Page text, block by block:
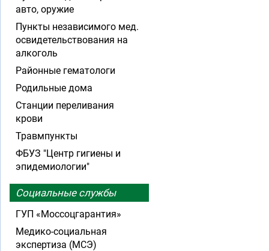
авто, оружие
Пункты независимого мед.
освидетельствования на
алкоголь
Районные гематологи
Родильные дома
Станции переливания
крови
Травмпункты
ФБУЗ "Центр гигиены и
эпидемиологии"
Социальные службы
ГУП «Моссоцгарантия»
Медико-социальная
экспертиза (МСЭ)